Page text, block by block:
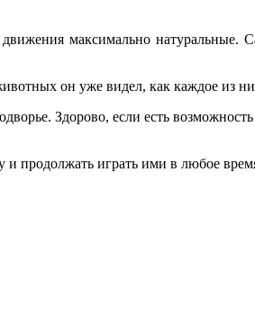
максимально натуральные.
он уже видел, как каждое из
Здорово, если есть
и продолжать играть ими в любое